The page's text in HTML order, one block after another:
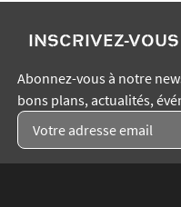
INSCRIVEZ-
Abonnez-vous à notre
bons plans, actualités,